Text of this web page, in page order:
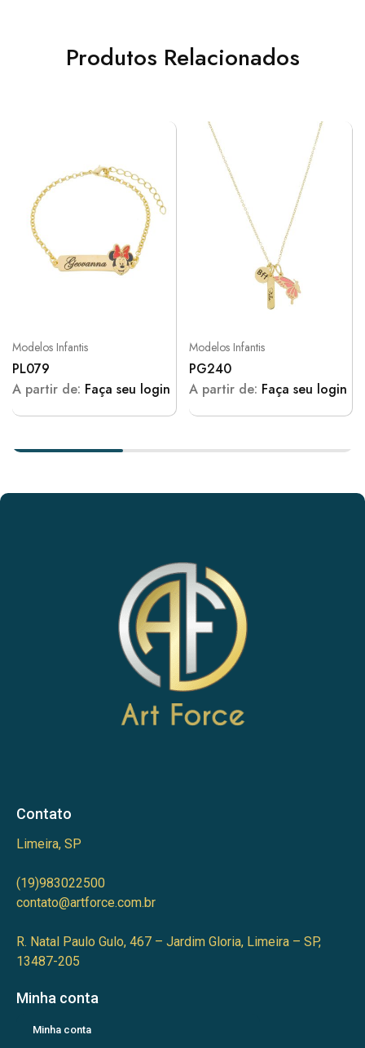
Produtos Relacionados
Modelos Infantis
PL079
A partir de: Faça seu login
Modelos Infantis
PG240
A partir de: Faça seu login
Contato
Limeira, SP
(19)983022500
contato@artforce.com.br
R. Natal Paulo Gulo, 467 – Jardim Gloria, Limeira – SP,
13487-205
Minha conta
Minha conta